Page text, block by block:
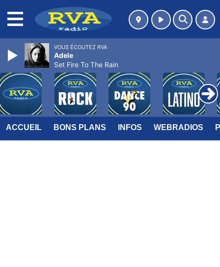
ACCUEIL BONS PLANS INFOS WEBRADIOS
VOUS ÉCOUTEZ RVA
Adele
Set Fire To The Rain